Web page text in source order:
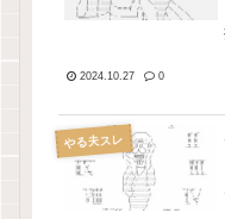
2024.10.27 0
やる夫スレ